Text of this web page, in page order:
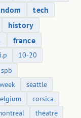
tech
history
france
10-20
spb
seattle
corsica
theatre